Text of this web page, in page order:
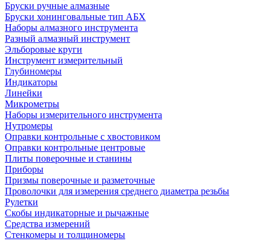
Бруски ручные алмазные
Бруски хонинговальные тип АБХ
Наборы алмазного инструмента
Разный алмазный инструмент
Эльборовые круги
Инструмент измерительный
Глубиномеры
Индикаторы
Линейки
Микрометры
Наборы измерительного инструмента
Нутромеры
Оправки контрольные с хвостовиком
Оправки контрольные центровые
Плиты поверочные и станины
Приборы
Призмы поверочные и разметочные
Проволочки для измерения среднего диаметра резьбы
Рулетки
Скобы индикаторные и рычажные
Средства измерений
Стенкомеры и толщиномеры